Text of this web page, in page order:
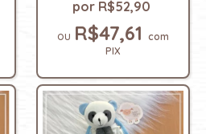
R$52,90
R$47,61 com
PIX